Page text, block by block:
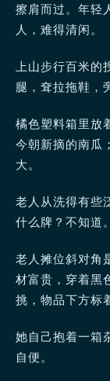
擦肩而过。年轻
人，难得清闲。
上山步行百米
腿，耷拉拖鞋，
橘色塑料箱里放
今朝新摘的南瓜
大。
老人从洗得有些
什么牌？不知道。
老人摊位斜对角
材富贵，穿着黑
挑，物品下方标
她自己抱着一箱
自便。